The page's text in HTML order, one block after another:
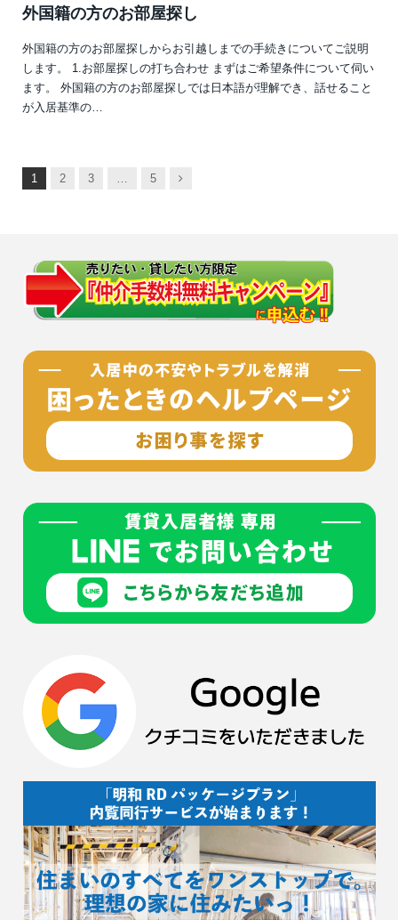
外国籍の方のお部屋探し
外国籍の方のお部屋探しからお引越しまでの手続きについてご説明
します。 1.お部屋探しの打ち合わせ まずはご希望条件について伺い
ます。 外国籍の方のお部屋探しでは日本語が理解でき、話せること
が入居基準の…
1 2 3 5
次